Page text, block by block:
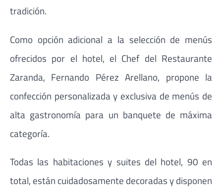
tradición.
Como opción adicional a la selección de menús
ofrecidos por el hotel, el Chef del Restaurante
Zaranda, Fernando Pérez Arellano, propone la
confección personalizada y exclusiva de menús de
alta gastronomía para un banquete de máxima
categoría.
Todas las habitaciones y suites del hotel, 90 en
total, están cuidadosamente decoradas y disponen